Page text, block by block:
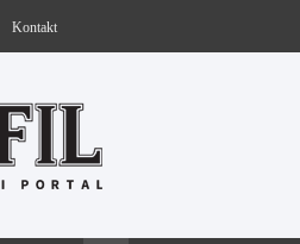
Kontakt